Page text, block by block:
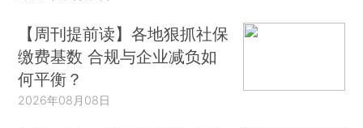
【周刊提前读】各地狠抓社保
缴费基数 合规与企业减负如
何平衡？
2026年08月08日